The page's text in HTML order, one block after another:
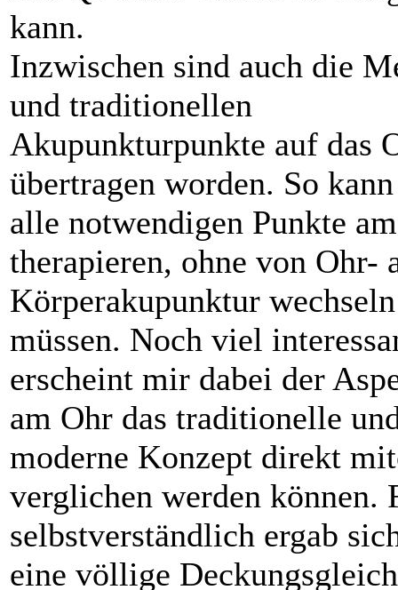
kann.
Inzwischen sind auch die
und traditionellen
Akupunkturpunkte auf das
übertragen worden. So
alle notwendigen Punkte
therapieren, ohne von Ohr-
Körperakupunktur
müssen. Noch viel
erscheint mir dabei der
am Ohr das traditionelle
moderne Konzept direkt
verglichen werden können.
selbstverständlich ergab
eine völlige